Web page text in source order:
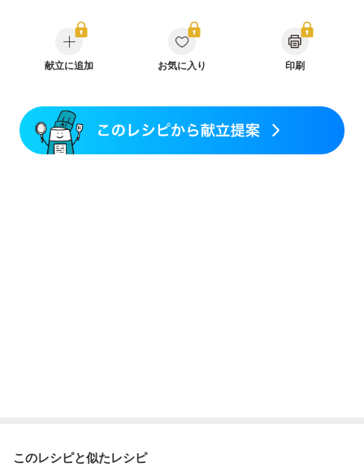
CKD（ステージ１）
CKD（ステージ２）
CKD（ステージ３a）
乳がん（抗がん剤治療中）
乳がん（ホルモン療法中）
乳がん（放射線治療中）
骨粗しょう症
ニキビ・肌荒れ
妊活中 更年期
献立に追加 お気に入り 印刷
このレシピと似たレシピ